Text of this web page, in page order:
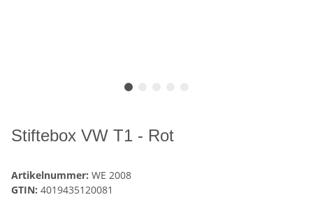
Stiftebox VW T1 - Rot
Artikelnummer: WE 2008
GTIN: 4019435120081